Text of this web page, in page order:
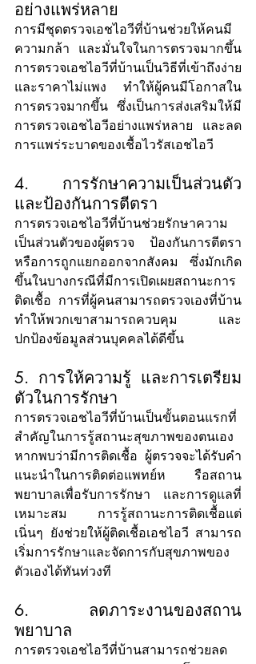
อย่างแพร่หลาย
การมีชุดตรวจเอชไอวีที่บ้านช่วยให้คนมี
ความกล้า และมั่นใจในการตรวจมากขึ้น
การตรวจเอชไอวีที่บ้านเป็นวิธีที่เข้าถึงง่าย
และราคาไม่แพง ทำให้ผู้คนมีโอกาสใน
การตรวจมากขึ้น ซึ่งเป็นการส่งเสริมให้มี
การตรวจเอชไอวีอย่างแพร่หลาย และลด
การแพร่ระบาดของเชื้อไวรัสเอชไอวี
4. การรักษาความเป็นส่วนตัว
และป้องกันการตีตรา
การตรวจเอชไอวีที่บ้านช่วยรักษาความ
เป็นส่วนตัวของผู้ตรวจ ป้องกันการตีตรา
หรือการถูกแยกออกจากสังคม ซึ่งมักเกิด
ขึ้นในบางกรณีที่มีการเปิดเผยสถานะการ
ติดเชื้อ การที่ผู้คนสามารถตรวจเองที่บ้าน
ทำให้พวกเขาสามารถควบคุม และ
ปกป้องข้อมูลส่วนบุคคลได้ดีขึ้น
5. การให้ความรู้ และการเตรียม
ตัวในการรักษา
การตรวจเอชไอวีที่บ้านเป็นขั้นตอนแรกที่
สำคัญในการรู้สถานะสุขภาพของตนเอง
หากพบว่ามีการติดเชื้อ ผู้ตรวจจะได้รับคำ
แนะนำในการติดต่อแพทย์ห รือสถาน
พยาบาลเพื่อรับการรักษา และการดูแลที่
เหมาะสม การรู้สถานะการติดเชื้อแต่
เนิ่นๆ ยังช่วยให้ผู้ติดเชื้อเอชไอวี สามารถ
เริ่มการรักษาและจัดการกับสุขภาพของ
ตัวเองได้ทันท่วงที
6. ลดภาระงานของสถาน
พยาบาล
การตรวจเอชไอวีที่บ้านสามารถช่วยลด